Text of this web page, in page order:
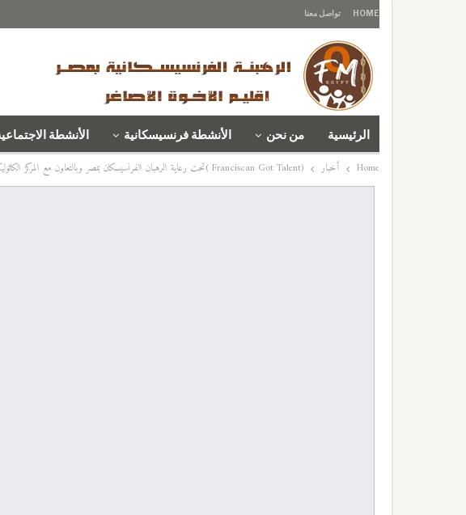
HOME تواصل معنا
الرئيسية من نحن الأنشطة فرنسيسكانية الأنشطة
Home أخبار (Franciscan Got Talent )تحت رعاية الرهبان الفرنسيسكان بمصر وبالتعاون مع المركز الكاثوليكي المصري للسينما، تم تنظيم مهرجان ذي طابعٍ خاص ومميز لاكتشاف مواهب أطفال مدارسنا من الإسكندرية لأسوان